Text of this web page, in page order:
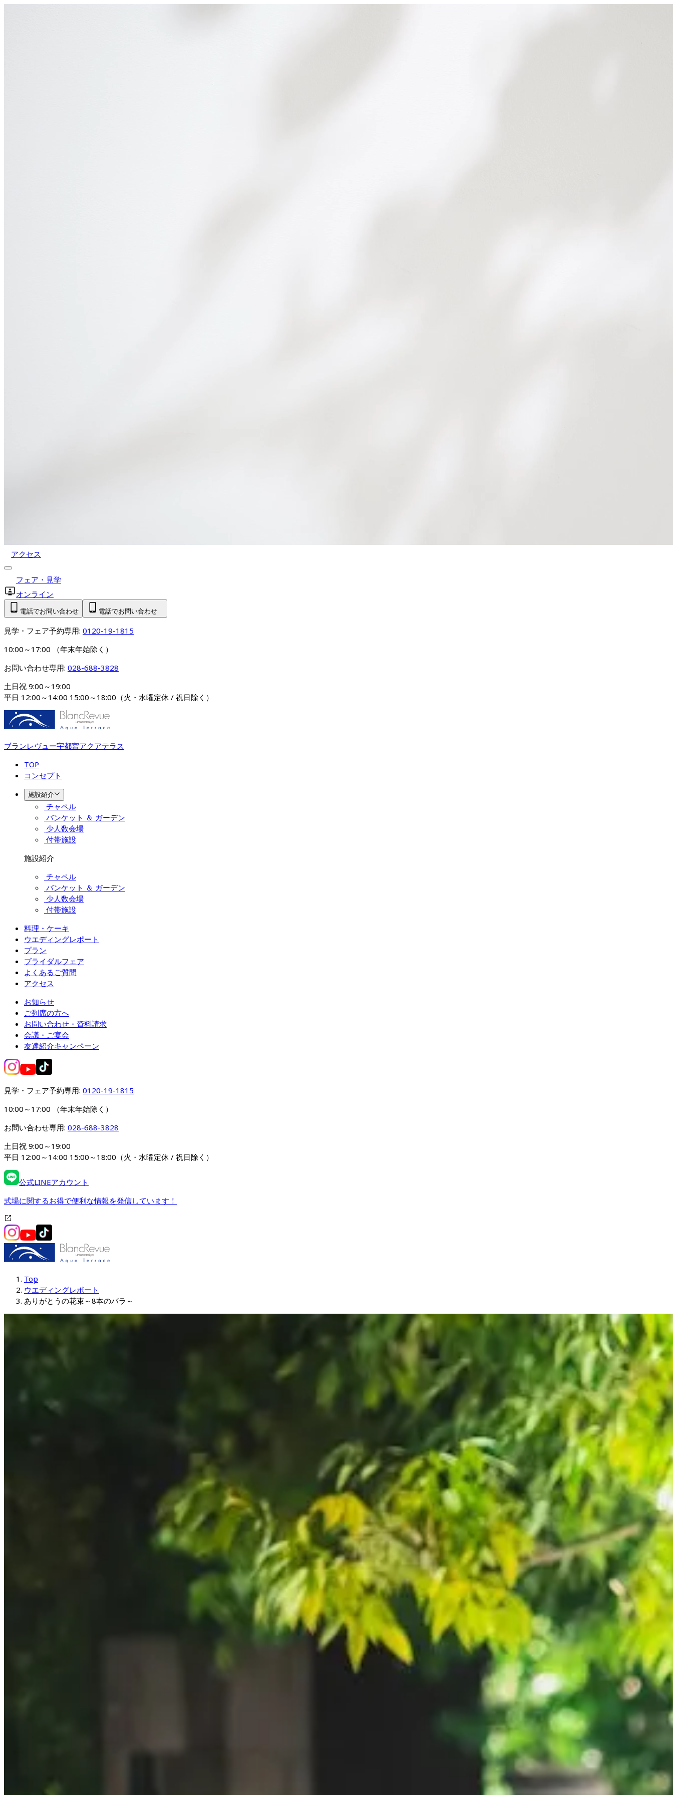
アクセス
フェア・見学
オンライン
電話でお問い合わせ 電話でお問い合わせ
見学・フェア予約専用: 0120-19-1815
10:00～17:00 （年末年始除く）
お問い合わせ専用: 028-688-3828
土日祝 9:00～19:00
平日 12:00～14:00 15:00～18:00（火・水曜定休 / 祝日除く）
ブランレヴュー宇都宮アクアテラス
TOP
コンセプト
施設紹介
チャペル
バンケット ＆ ガーデン
少人数会場
付帯施設
施設紹介
チャペル
バンケット ＆ ガーデン
少人数会場
付帯施設
料理・ケーキ
ウエディングレポート
プラン
ブライダルフェア
よくあるご質問
アクセス
お知らせ
ご列席の方へ
お問い合わせ・資料請求
会議・ご宴会
友達紹介キャンペーン
見学・フェア予約専用: 0120-19-1815
10:00～17:00 （年末年始除く）
お問い合わせ専用: 028-688-3828
土日祝 9:00～19:00
平日 12:00～14:00 15:00～18:00（火・水曜定休 / 祝日除く）
公式LINEアカウント
式場に関するお得で便利な情報を発信しています！
Top
ウエディングレポート
ありがとうの花束～8本のバラ～